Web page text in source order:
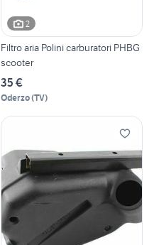
2
Filtro aria Polini carburatori PHBG
scooter
35 €
Oderzo(TV)